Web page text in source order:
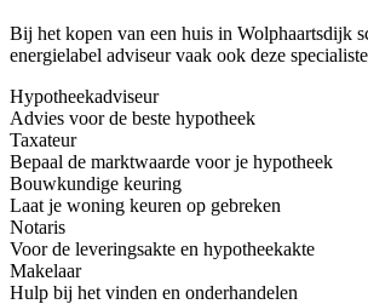
Bij het kopen van een huis in Wolphaartsdijk
energielabel adviseur vaak ook deze
Hypotheekadviseur
Advies voor de beste hypotheek
Taxateur
Bepaal de marktwaarde voor je hypotheek
Bouwkundige keuring
Laat je woning keuren op gebreken
Notaris
Voor de leveringsakte en hypotheekakte
Makelaar
Hulp bij het vinden en onderhandelen